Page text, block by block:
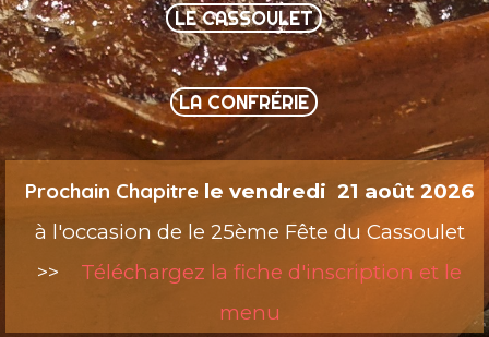
LE CASSOULET
LA CONFRÉRIE
Prochain Chapitre le vendredi21 août 2026
à l'occasion de le 25ème Fête du Cassoulet
>>
Téléchargez la fiche d'inscription et le
menu